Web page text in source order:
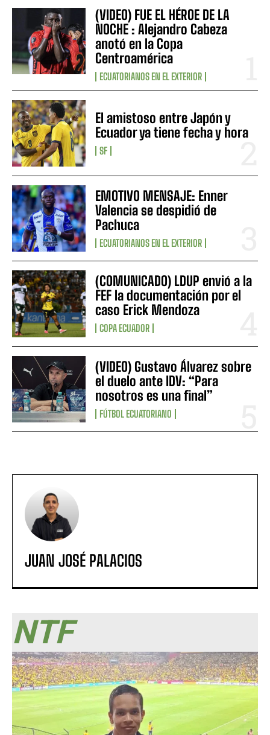
(VIDEO) FUE EL HÉROE DE LA
NOCHE : Alejandro Cabeza
anotó en la Copa
Centroamérica
ECUATORIANOS EN EL EXTERIOR
El amistoso entre Japón y
Ecuador ya tiene fecha y hora
SF
EMOTIVO MENSAJE: Enner
Valencia se despidió de
Pachuca
ECUATORIANOS EN EL EXTERIOR
(COMUNICADO) LDUP envió a la
FEF la documentación por el
caso Erick Mendoza
COPA ECUADOR
(VIDEO) Gustavo Álvarez sobre
el duelo ante IDV: “Para
nosotros es una final”
FÚTBOL ECUATORIANO
JUAN JOSÉ PALACIOS
NTF